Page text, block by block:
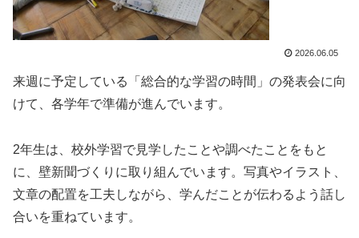
2026.06.05
来週に予定している「総合的な学習の時間」の発表会に向
けて、各学年で準備が進んでいます。
2年生は、校外学習で見学したことや調べたことをもと
に、壁新聞づくりに取り組んでいます。写真やイラスト、
文章の配置を工夫しながら、学んだことが伝わるよう話し
合いを重ねています。